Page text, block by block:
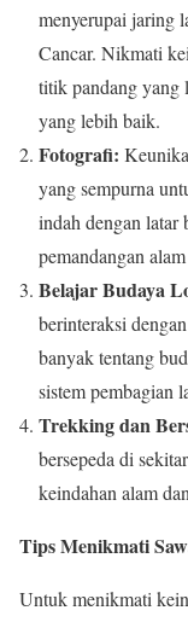
menyerupai jaring
Cancar. Nikmati
titik pandang yang
yang lebih baik.
Fotografi:
yang sempurna
indah dengan latar
pemandangan
Belajar Budaya
berinteraksi
banyak tentang
sistem pembagian
Trekking dan
bersepeda di
keindahan alam
Tips Menikmati
Untuk menikmati